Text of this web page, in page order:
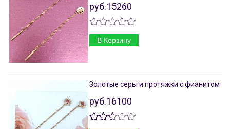
руб.15260
В Корзину
Золотые серьги протяжки с фианитом
руб.16100